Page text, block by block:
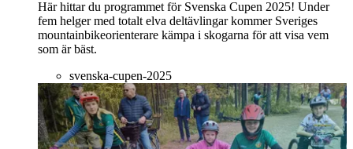
Här hittar du programmet för Svenska Cupen 2025! Under
fem helger med totalt elva deltävlingar kommer Sveriges
mountainbikeorienterare kämpa i skogarna för att visa vem
som är bäst.
svenska-cupen-2025